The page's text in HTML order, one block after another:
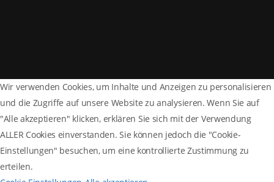
Wir verwenden Cookies, um Inhalte und Anzeigen zu personalisieren
und die Zugriffe auf unsere Website zu analysieren. Wenn Sie auf
"Alle akzeptieren" klicken, erklären Sie sich mit der Verwendung
ALLER Cookies einverstanden. Sie können jedoch die "Cookie-
Einstellungen" besuchen, um eine kontrollierte Zustimmung zu
erteilen.